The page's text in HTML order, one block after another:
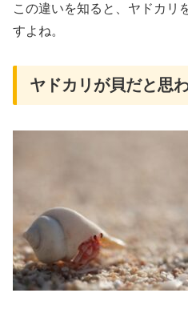
この違いを知ると、ヤドカリ
すよね。
ヤドカリが貝だと思